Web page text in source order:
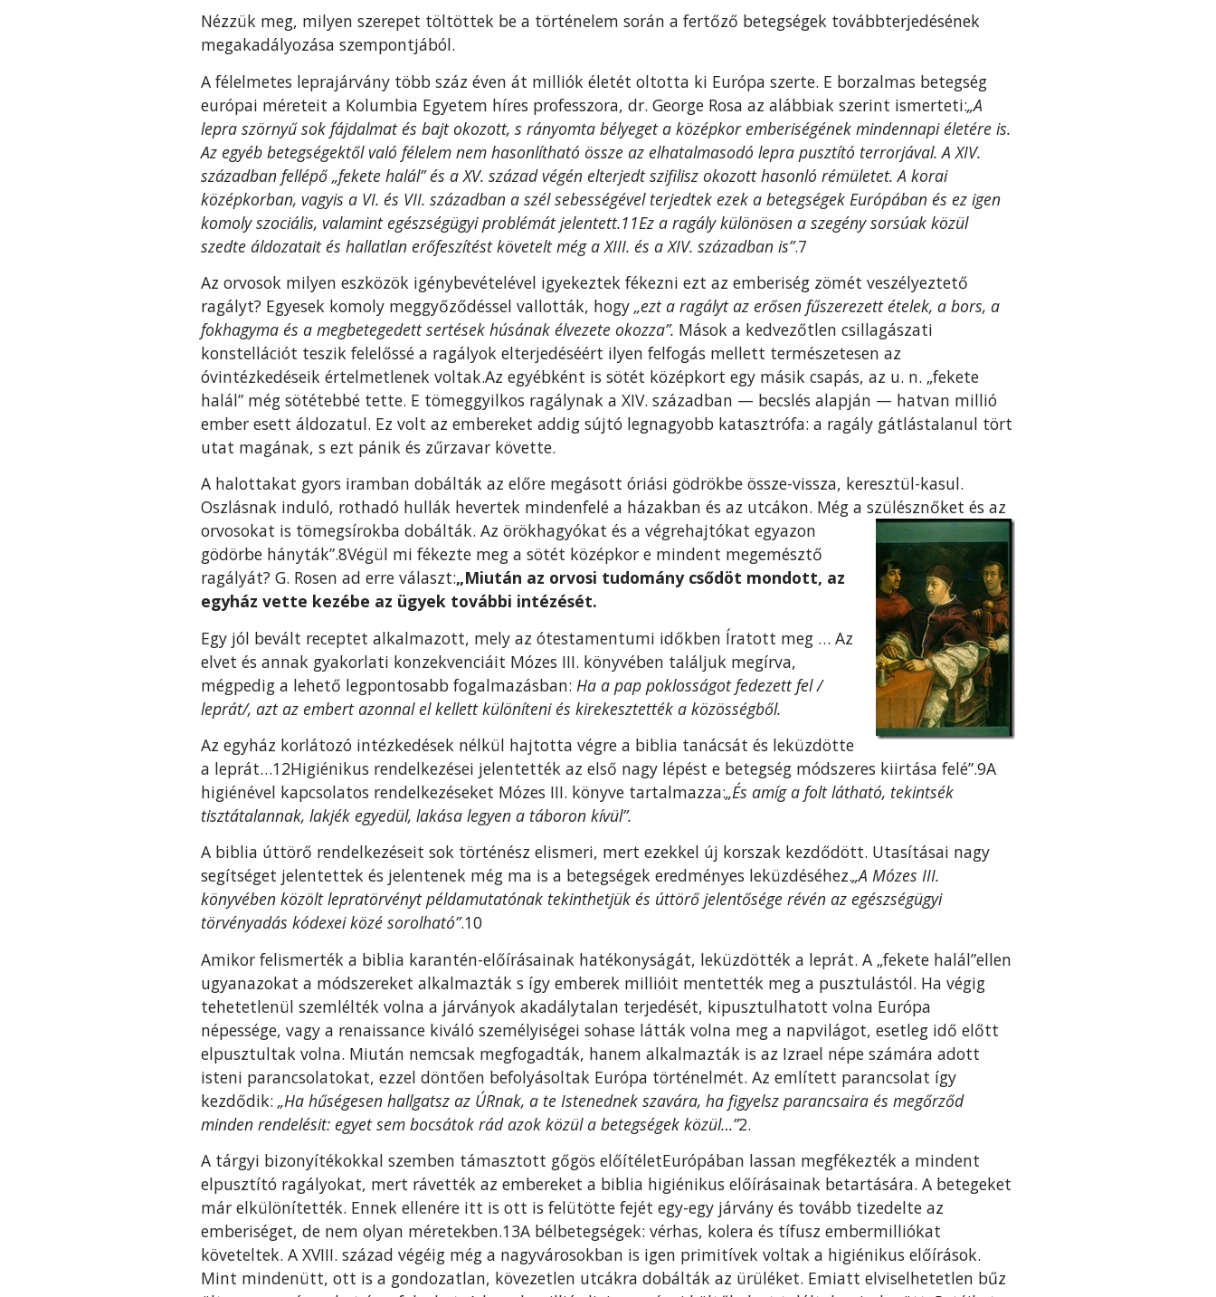
Nézzük meg, milyen szerepet töltöttek be a történelem során a fer­tőző betegségek továbbterjedésének
megakadályozá­sa szempontjából.
A félelmetes leprajárvány több száz éven át milliók életét oltotta ki Európa szerte. E borzalmas betegség
európai méreteit a Kolumbia Egyetem híres professzora, dr. George Rosa az alábbiak szerint ismerteti:„A
lepra szörnyű sok fájdalmat és bajt okozott, s rányomta bélyeget a középkor emberiségének min­dennapi életére is.
Az egyéb betegségektől való féle­lem nem hasonlítható össze az elhatalmasodó lepra pusztító terrorjával. A XIV.
században fellépő „fekete halál” és a XV. század végén elterjedt szifilisz oko­zott hasonló rémületet. A korai
középkorban, vagyis a VI. és VII. században a szél sebességével terjedtek ezek a betegségek Európában és ez igen
komoly szociális, valamint egészségügyi problémát jelentett.11Ez a ragály különösen a szegény sorsúak közül
szedte ál­dozatait és hallatlan erőfeszítést követelt még a XIII. és a XIV. században is”.7
Az orvosok milyen eszközök igénybevételével igyekeztek fékezni ezt az emberiség zömét veszélyeztető
ragályt? Egyesek komoly meggyő­ződéssel vallották, hogy „ezt a ragályt az erősen fűszerezett ételek, a bors, a
fokhagyma és a megbete­gedett sertések húsának élvezete okozza”. Mások a kedvezőtlen csillagászati
konstellációt teszik fele­lőssé a ragályok elterjedéséért ilyen felfogás mellett természetesen az
óvintézkedéseik értelmetlenek vol­tak.Az egyébként is sötét középkort egy másik csapás, az u. n. „fekete
halál” még sötétebbé tette. E tömeg­gyilkos ragálynak a XIV. században — becslés alap­ján — hatvan millió
ember esett áldozatul. Ez volt az embereket addig sújtó legnagyobb katasztrófa: a ra­gály gátlástalanul tört
utat magának, s ezt pánik és zűrzavar követte.
A halottakat gyors iramban dobálták az előre megásott óriási gödrökbe össze-vissza, ke­resztül-kasul.
Oszlásnak induló, rothadó hullák hever­tek mindenfelé a házakban és az utcákon. Még a szü­lésznőket és az
orvosokat is tömegsírokba dobálták. Az örökhagyókat és a végrehajtókat egyazon
gödör­be hányták”.8Végül mi fékezte meg a sötét középkor e mindent megemésztő
ragályát? G. Rosen ad erre választ:„Miután az orvosi tudomány csődöt mondott, az
egyház vette kezébe az ügyek további intézését.
Egy jól bevált receptet alkalmazott, mely az ótestamentumi időkben Íratott meg … Az
elvet és annak gyakor­lati konzekvenciáit Mózes III. könyvében találjuk me­gírva,
mégpedig a lehető legpontosabb fogalmazás­ban: Ha a pap poklosságot fedezett fel /
leprát/, azt az embert azonnal el kellett különíteni és kirekesztet­ték a közösségből.
Az egyház korlátozó intézkedések nélkül hajtotta végre a biblia tanácsát és leküzdötte
a leprát…12Higiénikus rendelkezései jelentették az első nagy lépést e betegség módszeres kiirtása felé”.9A
higiénével kapcsolatos rendelkezéseket Mózes III. könyve tartalmazza:„És amíg a folt látható, tekintsék
tisztátalannak, lakjék egyedül, lakása legyen a táboron kívül”.
A bib­lia úttörő rendelkezéseit sok történész elismeri, mert ezekkel új korszak kezdődött. Utasításai nagy
segítsé­get jelentettek és jelentenek még ma is a betegségek eredményes leküzdéséhez.„A Mózes III.
könyvében közölt lepratörvényt példa­mutatónak tekinthetjük és úttörő jelentősége révén az egészségügyi
törvényadás kódexei közé sorolható”.10
Amikor felismerték a biblia karantén-előírásainak hatékonyságát, leküzdötték a leprát. A „fekete halál”ellen
ugyanazokat a módszereket alkalmazták s így emberek millióit mentették meg a pusztulástól. Ha végig
tehetetlenül szemlélték volna a járványok akadálytalan terjedését, kipusztulhatott volna Európa
népessége, vagy a renaissance kiváló személyiségei sohase látták volna meg a napvilágot, esetleg idő előtt
elpusztultak volna. Miután nemcsak megfogad­ták, hanem alkalmazták is az Izrael népe számára adott
isteni parancsolatokat, ezzel döntően befolyá­soltak Európa történelmét. Az említett parancsolat így
kezdődik: „Ha hűségesen hallgatsz az ÚRnak, a te Istenednek szavára, ha figyelsz parancsaira és meg­őrződ
minden rendelésit: egyet sem bocsátok rád azok közül a betegségek közül…”2.
A tárgyi bizonyítékokkal szemben támasztott gőgös előítéletEurópában lassan megfékezték a mindent
elpusztító ragályokat, mert rávették az embereket a biblia higié­nikus előírásainak betartására. A betegeket
már el­különítették. Ennek ellenére itt is ott is felütötte fejét egy-egy járvány és tovább tizedelte az
emberiséget, de nem olyan méretekben.13A bélbetegségek: vérhas, ko­lera és tífusz embermilliókat
követeltek. A XVIII. század végéig még a nagyvárosokban is igen primitívek vol­tak a higiénikus előírások.
Mint mindenütt, ott is a gondozatlan, kövezetlen utcákra dobálták az ürüléket. Emiatt elviselhetetlen bűz